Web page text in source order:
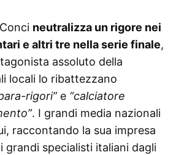
neutralizza un rigore nei
e altri tre nella serie finale,
assoluto della
locali lo ribattezzano
rigori”e “calciatore
. I grandi media nazionali
raccontando la sua impresa
grandi specialisti italiani dagli